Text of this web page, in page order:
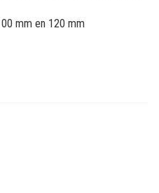
mm en 120 mm